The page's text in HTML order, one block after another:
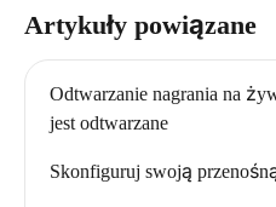
Artykuły powiązane
Odtwarzanie nagrania na
jest odtwarzane
Skonfiguruj swoją